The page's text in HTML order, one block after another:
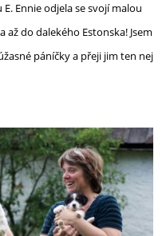
Ennie odjela se svojí malou
až do dalekého Estonska! Jsem
páníčky a přeji jim ten nej